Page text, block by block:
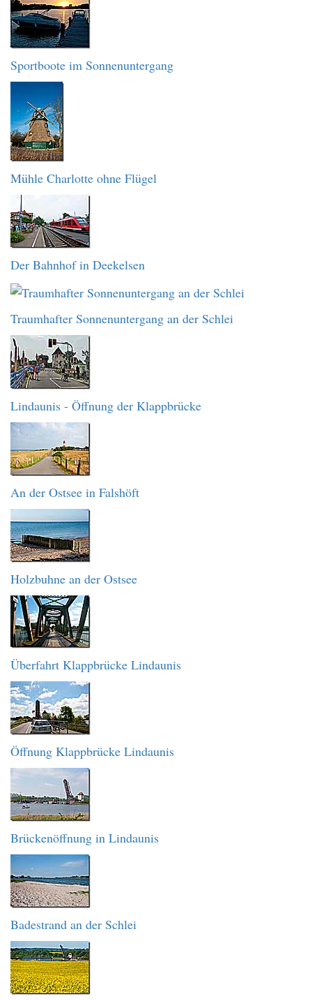
Sportboote im Sonnenuntergang
Mühle Charlotte ohne Flügel
Der Bahnhof in Deekelsen
Traumhafter Sonnenuntergang an der Schlei
Lindaunis - Öffnung der Klappbrücke
An der Ostsee in Falshöft
Holzbuhne an der Ostsee
Überfahrt Klappbrücke Lindaunis
Öffnung Klappbrücke Lindaunis
Brückenöffnung in Lindaunis
Badestrand an der Schlei